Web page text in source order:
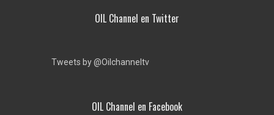
OIL Channel en Twitter
Tweets by @Oilchanneltv
OIL Channel en Facebook